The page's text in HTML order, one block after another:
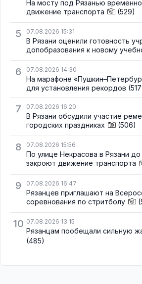
На мосту под Рязанью временно
движение транспорта
(529)
5 07.08.2026 15:31
В Рязани оценили готовность
допобразования к новому
6 07.08.2026 14:30
На марафоне
для установления рекордов
7 07.08.2026 16:20
В Рязани обсудили участие
городских праздниках
(506)
8 07.08.2026 15:56
По улице Некрасова в Рязани
закроют движение транспорта
9 07.08.2026 16:47
Рязанцев приглашают на
соревнования по стритболу
10 07.08.2026 13:15
Рязанцам пообещали сильную
(485)